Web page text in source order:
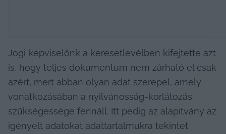
Jogi képviselőnk a keresetlevélben kifejtette azt
is, hogy teljes dokumentum nem zárható el csak
azért, mert abban olyan adat szerepel, amely
vonatkozásában a nyilvánosság-korlátozás
szükségessége fennáll. Itt pedig az alapítvány az
igényelt adatokat adattartalmukra tekintet